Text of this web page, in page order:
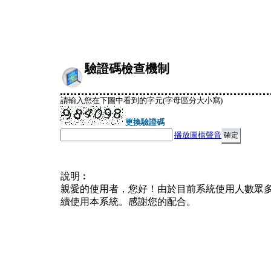
驗證碼檢查機制
請輸入您在下圖中看到的字元(字母區分大小寫)
更換驗證碼
播放圖檔聲音
說明︰
親愛的使用者，您好！由於目前系統使用人數眾
續使用本系統。感謝您的配合。